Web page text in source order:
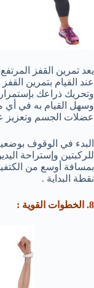
يعد تمرين القفز
وتحريك ذراعك بإستمرار.
وسهل القيام به في
عضلات الجسم وتعزيز
البدء في الوقوف
للركبتين وإستراحة
بمسافة أوسع من
نقطة البداية .
8. الخطوات القوية :